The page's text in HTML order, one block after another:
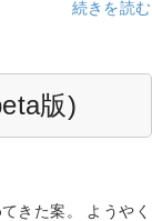
続きを読む
版)
きた案。 ようやく